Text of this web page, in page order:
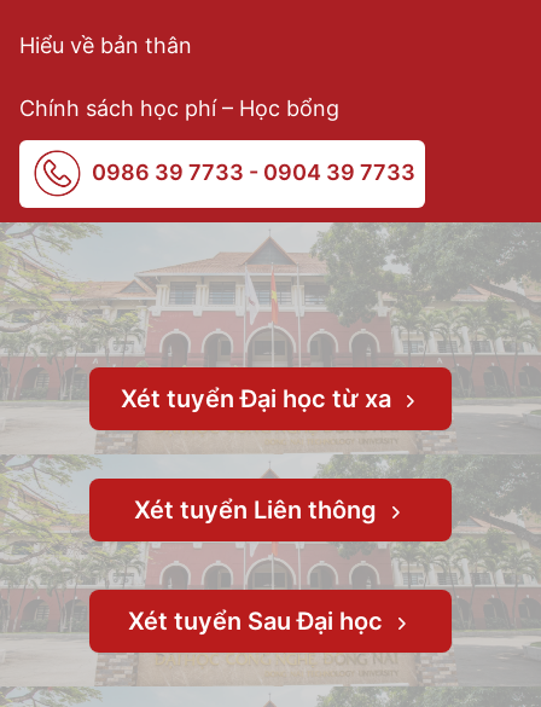
Hiểu về bản thân
Chính sách học phí – Học bổng
0986 39 7733 - 0904 39 7733
Xét tuyển Đại học từ xa
Xét tuyển Liên thông
Xét tuyển Sau Đại học